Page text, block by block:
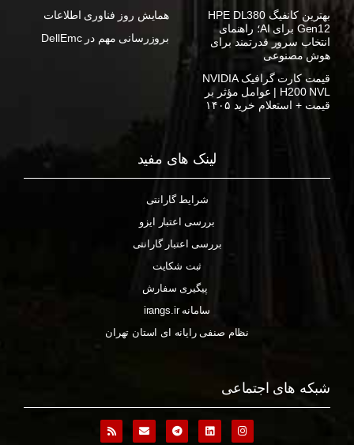
بهترین کانفیگ HPE DL380
Gen12 برای AI؛ راهنمای
انتخاب سرور قدرتمند برای
هوش مصنوعی
قیمت کارت گرافیک NVIDIA
H200 NVL | عوامل مؤثر بر
قیمت + استعلام خرید ۱۴۰۵
همایش روز فناوری اطلاعات
بروزرسانی مهم در DellEmc
لینک های مفید
شرایط گارانتی
بررسی اعتبار ایزو
بررسی اعتبار گارانتی
ثبت شکایت
پیگیری سفارش
سامانه irangs.ir
نظام صنفی رایانه ای استان تهران
شبکه های اجتماعی